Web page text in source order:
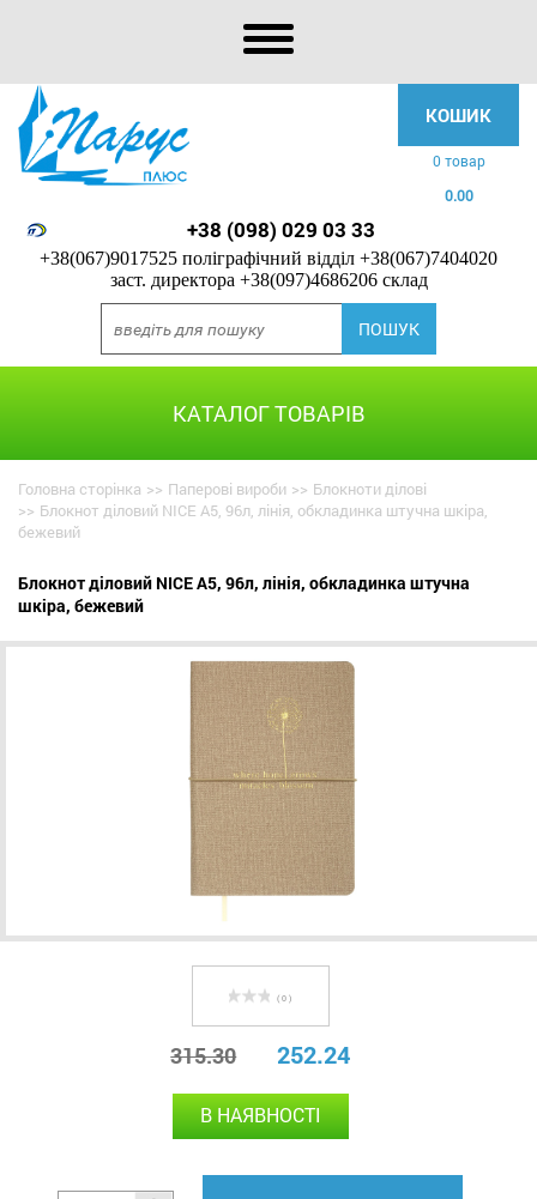
КОШИК
0 товар
0.00
+38 (098) 029 03 33
+38(067)9017525 поліграфічний відділ +38(067)7404020
заст. директора +38(097)4686206 склад
КАТАЛОГ ТОВАРІВ
Головна сторінка >> Паперові вироби >> Блокноти ділові
>> Блокнот діловий NICE А5, 96л, лінія, обкладинка штучна шкіра,
бежевий
Блокнот діловий NICE А5, 96л, лінія, обкладинка штучна
шкіра, бежевий
( 0 )
315.30 252.24
В НАЯВНОСТІ